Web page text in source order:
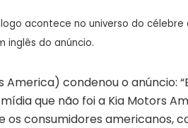
acontece no universo do célebre
inglês do anúncio.
America) condenou o anúncio:
que não foi a Kia Motors
os consumidores americanos,